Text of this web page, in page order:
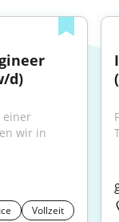
d)
einer
wir in
Vollzeit